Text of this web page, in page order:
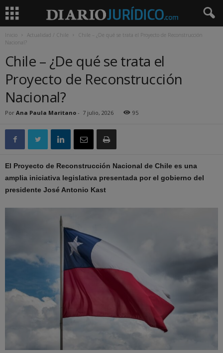
Inicio Actualidad / Chile
Chile – ¿De qué se trata el Proyecto de Reconstrucción
Nacional?
Chile – ¿De qué se trata el
Proyecto de Reconstrucción
Nacional?
Por Ana Paula Maritano - 7 julio, 2026 95
El Proyecto de Reconstrucción Nacional de Chile es una
amplia iniciativa legislativa presentada por el gobierno del
presidente José Antonio Kast